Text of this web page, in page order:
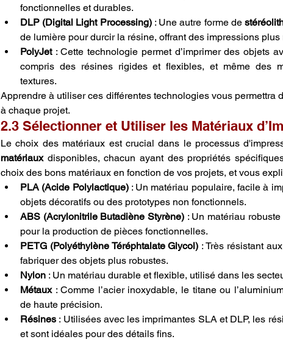
fonctionnelles et durables.
DLP (Digital Light Processing) : Une autre forme de
de lumière pour durcir la résine, offrant des impressions plus
PolyJet : Cette technologie permet d’imprimer des objets
compris des résines rigides et flexibles, et même des
textures.
Apprendre à utiliser ces différentes technologies vous permettra
à chaque projet.
2.3 Sélectionner et Utiliser les Matériaux
Le choix des matériaux est crucial dans le processus
matériaux disponibles, chacun ayant des propriétés
choix des bons matériaux en fonction de vos projets, et vous
PLA (Acide Polylactique) : Un matériau populaire, facile à
objets décoratifs ou des prototypes non fonctionnels.
ABS (Acrylonitrile Butadiène Styrène) : Un matériau
pour la production de pièces fonctionnelles.
PETG (Polyéthylène Téréphtalate Glycol) : Très résistant
fabriquer des objets plus robustes.
Nylon : Un matériau durable et flexible, utilisé dans les
Métaux : Comme l’acier inoxydable, le titane ou
de haute précision.
Résines : Utilisées avec les imprimantes SLA et DLP, les
et sont idéales pour des détails fins.